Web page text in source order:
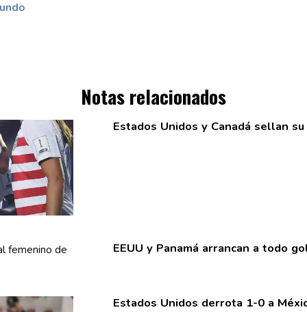
Notas relacionados
Estados Unidos y Canadá sellan
EEUU y Panamá arrancan a todo
Estados Unidos derrota 1-0 a